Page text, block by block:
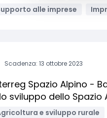
alle imprese
Scadenza: 13 ottobre 2023
Spazio Alpino -
sviluppo dello Spazio
e sviluppo rurale